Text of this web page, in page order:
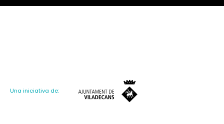
Una iniciativa de: